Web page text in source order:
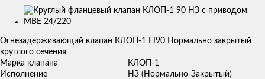
Изображения
Огнезадерживающий клапан КЛОП-1 ЕI90 Нормально закрытый
круглого сечения
Марка клапана
КЛОП-1
Исполнение
НЗ (Нормально-Закрытый)